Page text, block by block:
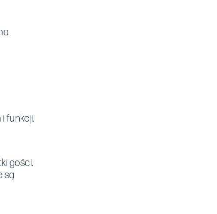
funkcji.
gości.
są